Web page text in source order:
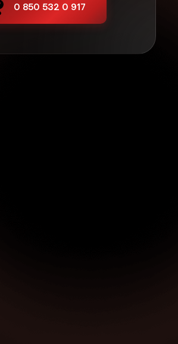
Pos Sistemleri
Pos Sistemleri
0 850 532 0 917